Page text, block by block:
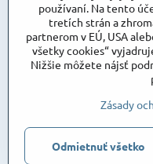
Dostupnosť:
Takto označený
pripravený k
Objednávky
Stav objednávky
používaní. Na tento
tretích strán a
partnerom v EÚ, USA
všetky cookies“
Nižšie môžete nájsť
Zásady
Odmietnuť všetko